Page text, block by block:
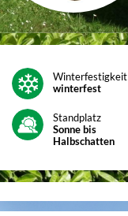
Winterfestigkeit
winterfest
Standplatz
Sonne bis
Halbschatten